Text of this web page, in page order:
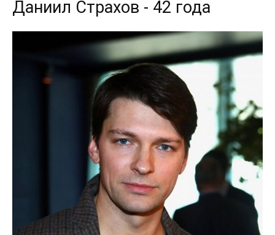
Даниил Страхов - 42 года